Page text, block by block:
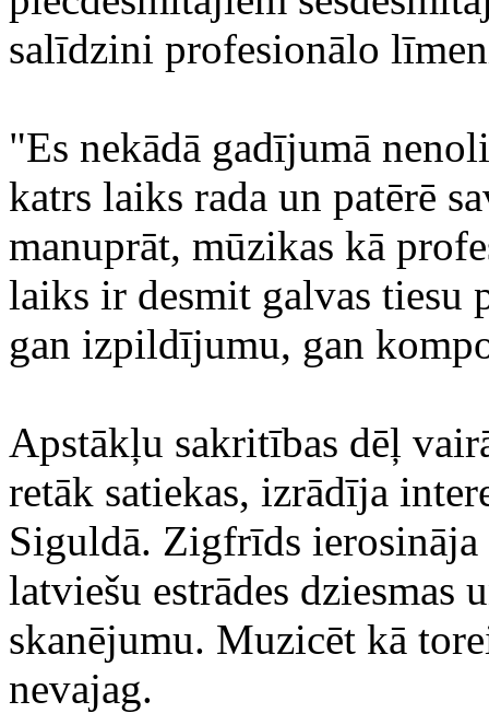
salīdzini profesionālo
"Es nekādā gadījumā
katrs laiks rada un patērē
manuprāt, mūzikas kā
laiks ir desmit galvas tiesu
gan izpildījumu, gan
Apstākļu sakritības dēļ
retāk satiekas, izrādīja
Siguldā. Zigfrīds ierosināja
latviešu estrādes dziesmas
skanējumu. Muzicēt kā
nevajag.